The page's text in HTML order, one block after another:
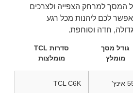
המסך למרחק הצפייה ולצרכים
לכם ליהנות מכל רגע
חדה וסוחפת.
גודל מסך
מומלץ
סדרות TCL
מומלצות
TCL C6K